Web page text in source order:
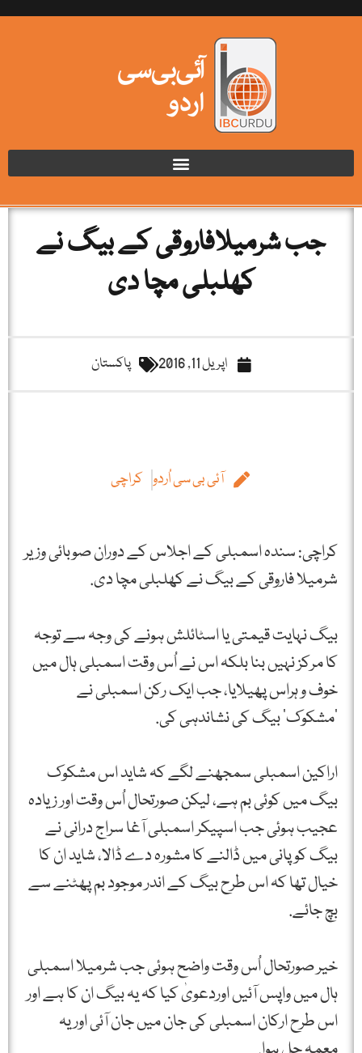
جب شرمیلافاروقی کے بیگ نے
کھلبلی مچا دی
اپریل 11, 2016 پاکستان
آئی بی سی اُردو کراچی
کراچی: سندہ اسمبلی کے اجلاس کے دوران صوبائی وزیر
شرمیلا فاروقی کے بیگ نے کھلبلی مچا دی.
بیگ نہایت قیمتی یا اسٹائلش ہونے کی وجہ سے توجہ
کا مرکز نہیں بنا بلکہ اس نے اُس وقت اسمبلی ہال میں
خوف و ہراس پھیلایا، جب ایک رکن اسمبلی نے
‘مشکوک’ بیگ کی نشاندہی کی.
اراکین اسمبلی سمجھنے لگے کہ شاید اس مشکوک
بیگ میں کوئی بم ہے، لیکن صورتحال اُس وقت اور زیادہ
عجیب ہوئی جب اسپیکر اسمبلی آغا سراج درانی نے
بیگ کو پانی میں ڈالنے کا مشورہ دے ڈالا، شاید ان کا
خیال تھا کہ اس طرح بیگ کے اندر موجود بم پھٹنے سے
بچ جائے.
خیر صورتحال اُس وقت واضح ہوئی جب شرمیلا اسمبلی
ہال میں واپس آئیں اوردعویٰ کیا کہ یہ بیگ ان کا ہے اور
اس طرح ارکان اسمبلی کی جان میں جان آئی اور یہ